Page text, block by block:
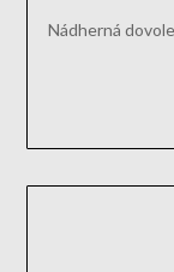
Nádherná